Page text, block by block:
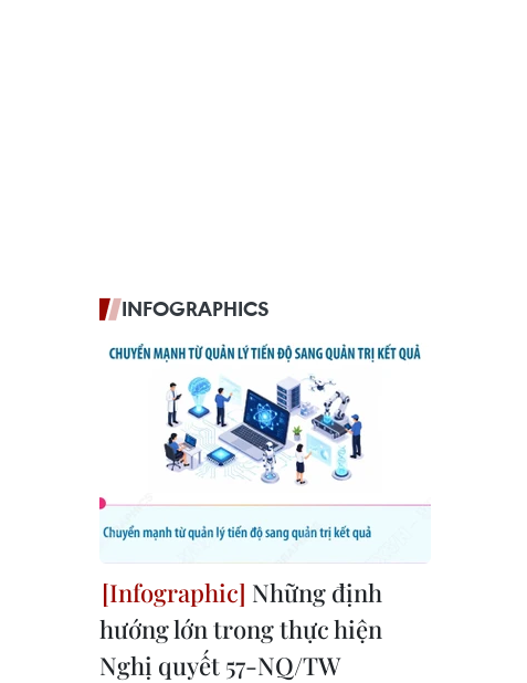
INFOGRAPHICS
Những định
hướng lớn trong thực hiện
Nghị quyết 57-NQ/TW